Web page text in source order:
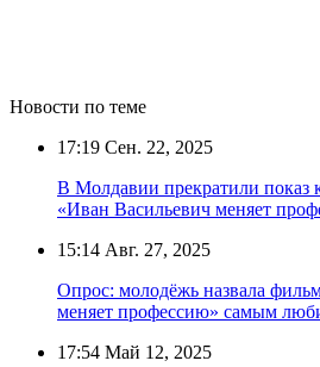
Новости по теме
17:19 Сен. 22, 2025
В Молдавии прекратили показ
«Иван Васильевич меняет
15:14 Авг. 27, 2025
Опрос: молодёжь назвала
меняет профессию» самым
17:54 Май 12, 2025